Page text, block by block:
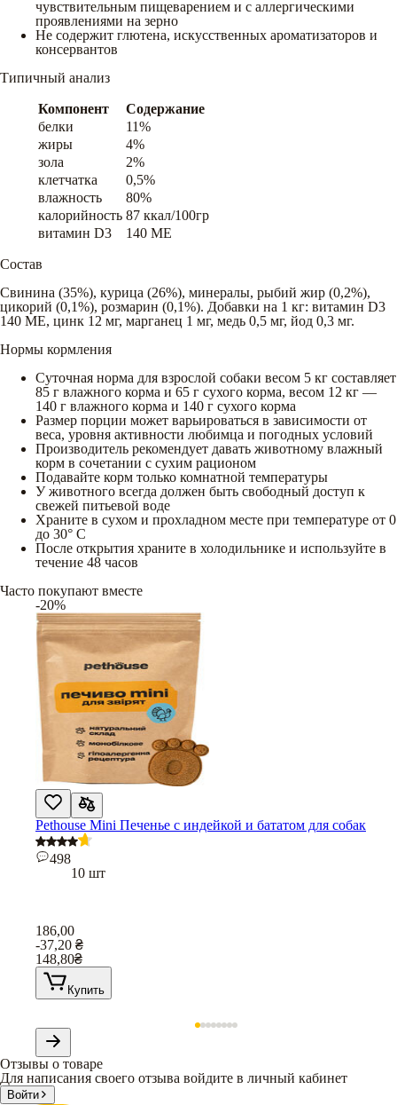
чувствительным пищеварением и с аллергическими
проявлениями на зерно
Не содержит глютена, искусственных ароматизаторов и
консервантов
Типичный анализ
Компонент
Содержание
белки
11%
жиры
4%
зола
2%
клетчатка
0,5%
влажность
80%
калорийность 87 ккал/100гр
витамин D3
140 ME
Состав
Свинина (35%), курица (26%), минералы, рыбий жир (0,2%),
цикорий (0,1%), розмарин (0,1%). Добавки на 1 кг: витамин D3
140 МЕ, цинк 12 мг, марганец 1 мг, медь 0,5 мг, йод 0,3 мг.
Нормы кормления
Суточная норма для взрослой собаки весом 5 кг составляет
85 г влажного корма и 65 г сухого корма, весом 12 кг —
140 г влажного корма и 140 г сухого корма
Размер порции может варьироваться в зависимости от
веса, уровня активности любимца и погодных условий
Производитель рекомендует давать животному влажный
корм в сочетании с сухим рационом
Подавайте корм только комнатной температуры
У животного всегда должен быть свободный доступ к
свежей питьевой воде
Храните в сухом и прохладном месте при температуре от 0
до 30° С
После открытия храните в холодильнике и используйте в
течение 48 часов
Часто покупают вместе
-20%
Pethouse Mini Печенье с индейкой и бататом для собак
498
10 шт
186,00
-37,20 ₴
148,80₴
Купить
Отзывы о товаре
Для написания своего отзыва войдите в личный кабинет
Войти